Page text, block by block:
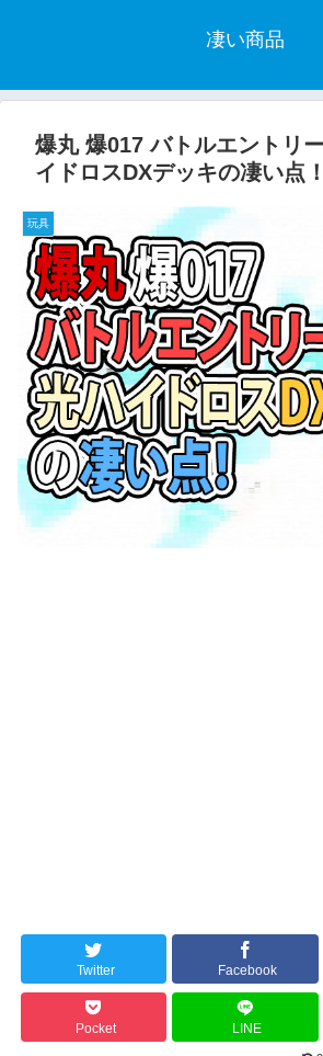
凄い商品
爆丸 爆017 バトルエントリ
イドロスDXデッキの凄い点！
玩具
Twitter Facebook
Pocket LINE